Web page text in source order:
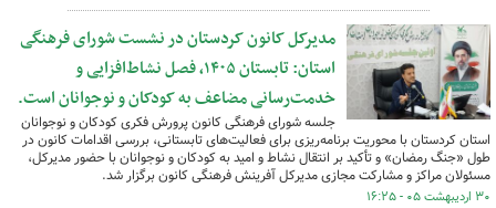
مدیرکل کانون کردستان در نشست شورای فرهنگی
استان: تابستان ۱۴۰۵، فصل نشاط‌افزایی و
خدمت‌رسانی مضاعف به کودکان و نوجوانان است.
جلسه شورای فرهنگی کانون پرورش فکری کودکان و نوجوانان
استان کردستان با محوریت برنامه‌ریزی برای فعالیت‌های تابستانی، بررسی اقدامات کانون در
طول «جنگ رمضان» و تأکید بر انتقال نشاط و امید به کودکان و نوجوانان با حضور مدیرکل،
مسئولان مراکز و مشارکت مجازی مدیرکل آفرینش فرهنگی کانون برگزار شد.
۳۰ اردیبهشت ۰۵ - ۱۶:۲۵